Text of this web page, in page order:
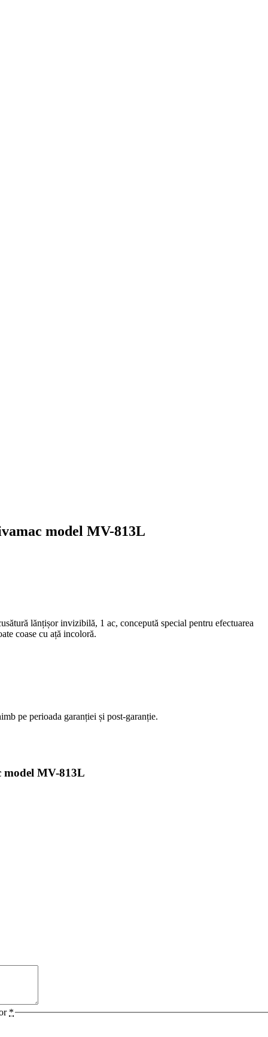
model MV-813L
lănțișor invizibilă, 1 ac, concepută special pentru efectuarea
coase cu ață incoloră.
pe perioada garanției și post-garanție.
model MV-813L
*